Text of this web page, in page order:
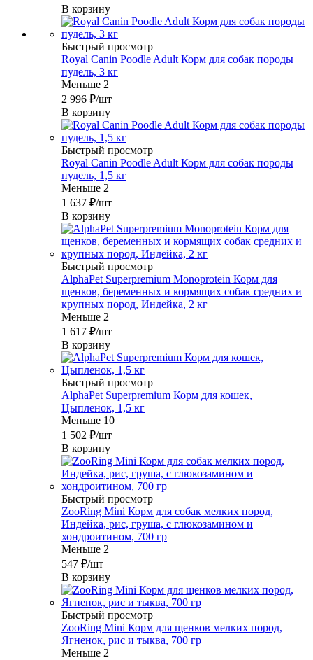
В корзину
Быстрый просмотр
Royal Canin Poodle Adult Корм для собак породы
пудель, 3 кг
Меньше 2
2 996 ₽/шт
В корзину
Быстрый просмотр
Royal Canin Poodle Adult Корм для собак породы
пудель, 1,5 кг
Меньше 2
1 637 ₽/шт
В корзину
Быстрый просмотр
AlphaPet Superpremium Monoprotein Корм для
щенков, беременных и кормящих собак средних и
крупных пород, Индейка, 2 кг
Меньше 2
1 617 ₽/шт
В корзину
Быстрый просмотр
AlphaPet Superpremium Корм для кошек,
Цыпленок, 1,5 кг
Меньше 10
1 502 ₽/шт
В корзину
Быстрый просмотр
ZooRing Mini Корм для собак мелких пород,
Индейка, рис, груша, с глюкозамином и
хондроитином, 700 гр
Меньше 2
547 ₽/шт
В корзину
Быстрый просмотр
ZooRing Mini Корм для щенков мелких пород,
Ягненок, рис и тыква, 700 гр
Меньше 2